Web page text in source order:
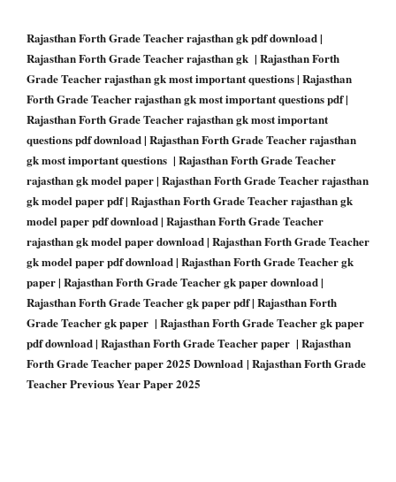
Rajasthan Forth Grade Teacher rajasthan gk pdf download |
Rajasthan Forth Grade Teacher rajasthan gk | Rajasthan Forth
Grade Teacher rajasthan gk most important questions | Rajasthan
Forth Grade Teacher rajasthan gk most important questions pdf |
Rajasthan Forth Grade Teacher rajasthan gk most important
questions pdf download | Rajasthan Forth Grade Teacher rajasthan
gk most important questions | Rajasthan Forth Grade Teacher
rajasthan gk model paper | Rajasthan Forth Grade Teacher rajasthan
gk model paper pdf | Rajasthan Forth Grade Teacher rajasthan gk
model paper pdf download | Rajasthan Forth Grade Teacher
rajasthan gk model paper download | Rajasthan Forth Grade Teacher
gk model paper pdf download | Rajasthan Forth Grade Teacher gk
paper | Rajasthan Forth Grade Teacher gk paper download |
Rajasthan Forth Grade Teacher gk paper pdf | Rajasthan Forth
Grade Teacher gk paper | Rajasthan Forth Grade Teacher gk paper
pdf download | Rajasthan Forth Grade Teacher paper | Rajasthan
Forth Grade Teacher paper 2025 Download | Rajasthan Forth Grade
Teacher Previous Year Paper 2025